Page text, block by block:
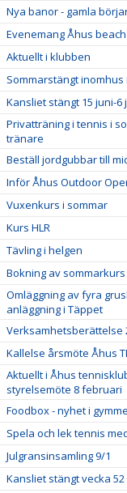
Nya banor - gamla
Evenemang Åhus beach
Aktuellt i klubben
Sommarstängt inomhus
Kansliet stängt 15 juni-6
Privatträning i tennis i
tränare
Beställ jordgubbar till
Inför Åhus Outdoor
Vuxenkurs i sommar
Kurs HLR
Tävling i helgen
Bokning av
Omläggning av fyra
anläggning i Täppet
Verksamhetsberättelse
Kallelse årsmöte Åhus
Aktuellt i Åhus
styrelsemöte 8 februari
Foodbox - nyhet i
Spela och lek tennis
Julgransinsamling 9/1
Kansliet stängt vecka 52